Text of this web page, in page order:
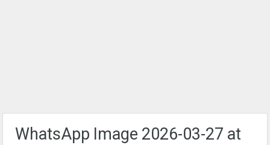
WhatsApp Image 2026-03-27 at